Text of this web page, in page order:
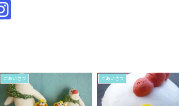
ごあいさつ ごあいさつ